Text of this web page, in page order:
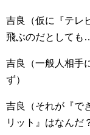
吉良（仮に『テレ
飛ぶのだとしても
吉良（一般人相手
ず）
吉良（それが『で
リット』はなんだ